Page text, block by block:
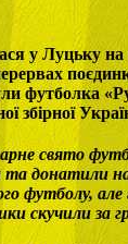
у Луцьку
футболка
збірної
свято
донатили
футболу,
скучили за